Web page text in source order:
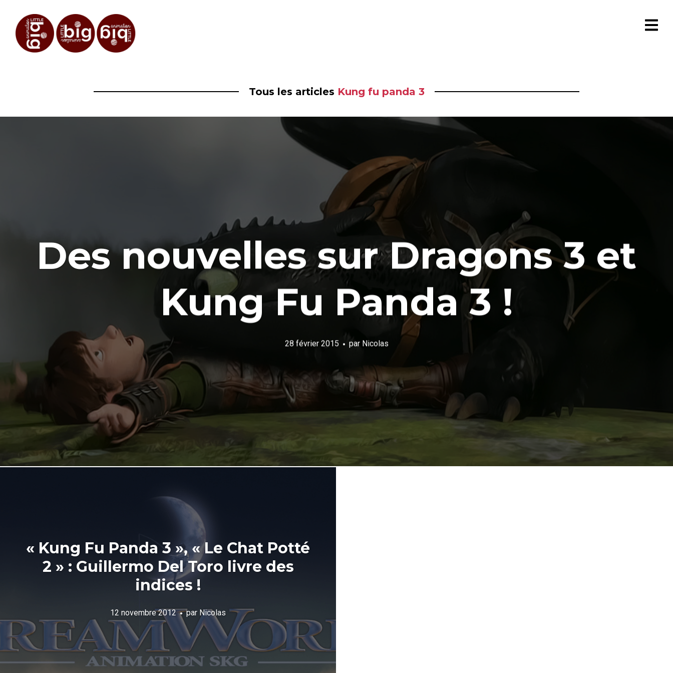
Tous les articles Kung fu panda 3
Des nouvelles sur Dragons 3 et
Kung Fu Panda 3 !
28 février 2015 par Nicolas
« Kung Fu Panda 3 », « Le Chat Potté
2 » : Guillermo Del Toro livre des
indices !
12 novembre 2012 par Nicolas